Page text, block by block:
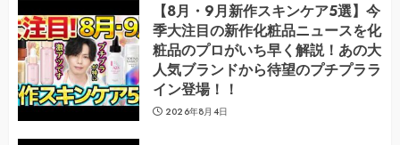
【8月・9月新作スキンケア5選】今
季大注目の新作化粧品ニュースを化
粧品のプロがいち早く解説！あの大
人気ブランドから待望のプチプララ
イン登場！！
2026年8月4日